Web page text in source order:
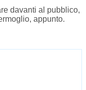
davanti al pubblico,
appunto.